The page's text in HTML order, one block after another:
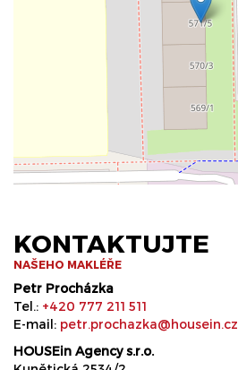
KONTAKTUJTE
NAŠEHO MAKLÉŘE
Petr Procházka
Tel.: +420 777 211 511
E-mail: petr.prochazka@housein.cz
HOUSEin Agency s.r.o.